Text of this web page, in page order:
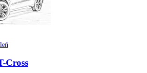
Cross